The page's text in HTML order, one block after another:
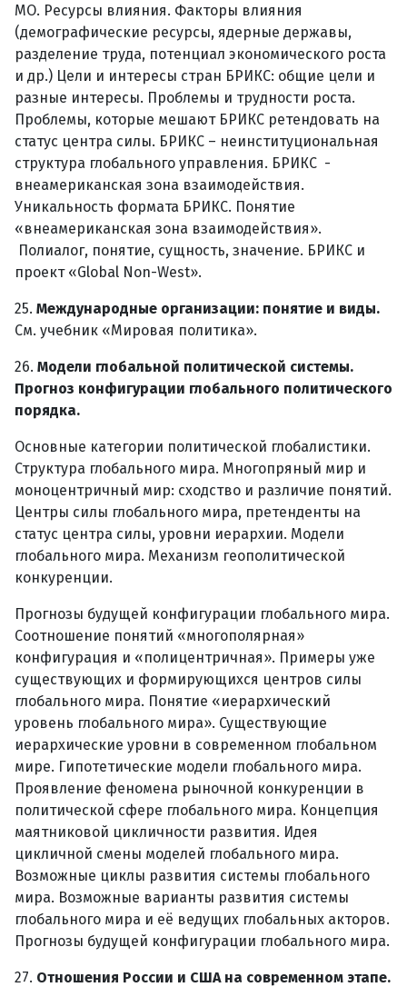
МО. Ресурсы влияния. Факторы влияния
(демографические ресурсы, ядерные державы,
разделение труда, потенциал экономического роста
и др.) Цели и интересы стран БРИКС: общие цели и
разные интересы. Проблемы и трудности роста.
Проблемы, которые мешают БРИКС ретендовать на
статус центра силы. БРИКС – неинституциональная
структура глобального управления. БРИКС -
внеамериканская зона взаимодействия.
Уникальность формата БРИКС. Понятие
«внеамериканская зона взаимодействия».
Полиалог, понятие, сущность, значение. БРИКС и
проект «Global Non-West».
25. Международные организации: понятие и виды.
См. учебник «Мировая политика».
26. Модели глобальной политической системы.
Прогноз конфигурации глобального политического
порядка.
Основные категории политической глобалистики.
Структура глобального мира. Многопряный мир и
моноцентричный мир: сходство и различие понятий.
Центры силы глобального мира, претенденты на
статус центра силы, уровни иерархии. Модели
глобального мира. Механизм геополитической
конкуренции.
Прогнозы будущей конфигурации глобального мира.
Соотношение понятий «многополярная»
конфигурация и «полицентричная». Примеры уже
существующих и формирующихся центров силы
глобального мира. Понятие «иерархический
уровень глобального мира». Существующие
иерархические уровни в современном глобальном
мире. Гипотетические модели глобального мира.
Проявление феномена рыночной конкуренции в
политической сфере глобального мира. Концепция
маятниковой цикличности развития. Идея
цикличной смены моделей глобального мира.
Возможные циклы развития системы глобального
мира. Возможные варианты развития системы
глобального мира и её ведущих глобальных акторов.
Прогнозы будущей конфигурации глобального мира.
27. Отношения России и США на современном этапе.